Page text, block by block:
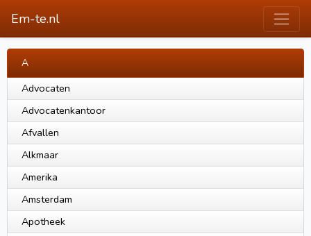
Em-te.nl
A
Advocaten
Advocatenkantoor
Afvallen
Alkmaar
Amerika
Amsterdam
Apotheek